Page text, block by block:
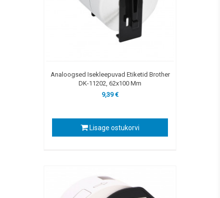
Analoogsed Isekleepuvad Etiketid Brother
DK-11202, 62x100 Mm
9,39 €
Lisage ostukorvi